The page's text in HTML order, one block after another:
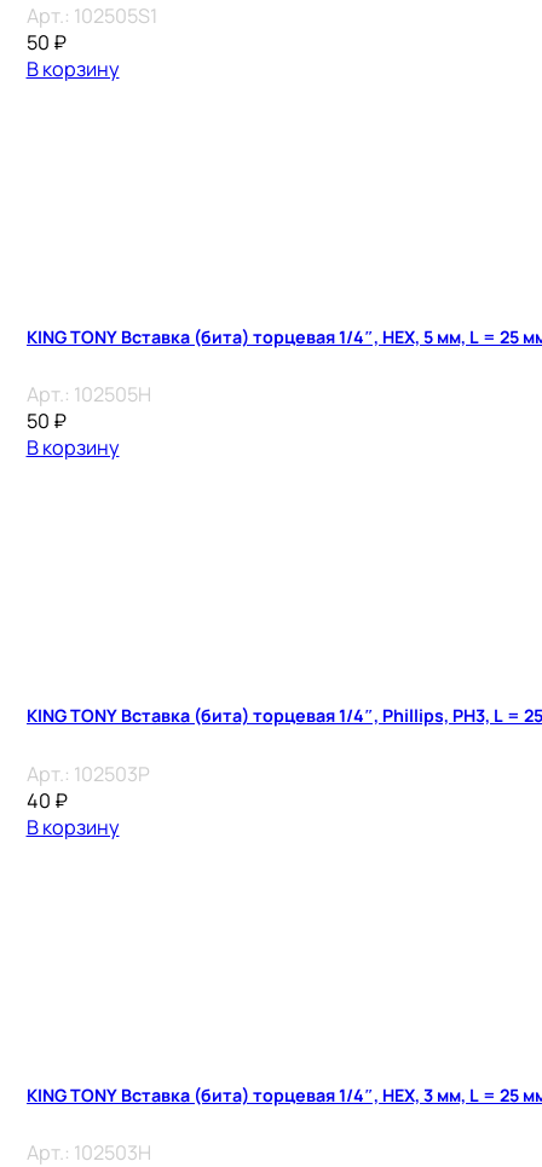
Арт.: 102505S1
50 ₽
В корзину
KING TONY Вставка (бита) торцевая 1/4″, HEX, 5 мм, L = 25
Арт.: 102505H
50 ₽
В корзину
KING TONY Вставка (бита) торцевая 1/4″, Phillips, PH3, L =
Арт.: 102503P
40 ₽
В корзину
KING TONY Вставка (бита) торцевая 1/4″, HEX, 3 мм, L = 25
Арт.: 102503H